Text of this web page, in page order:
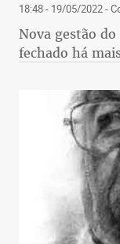
18:48 - 19/05/2022-
Nova gestão
fechado há